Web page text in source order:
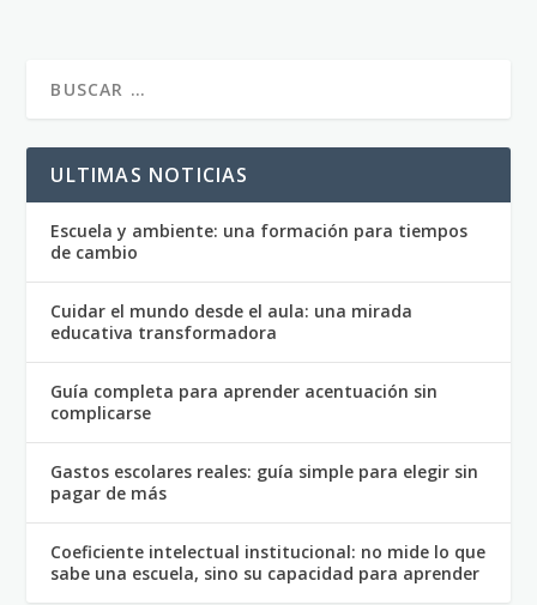
ULTIMAS NOTICIAS
Escuela y ambiente: una formación para tiempos
de cambio
Cuidar el mundo desde el aula: una mirada
educativa transformadora
Guía completa para aprender acentuación sin
complicarse
Gastos escolares reales: guía simple para elegir sin
pagar de más
Coeficiente intelectual institucional: no mide lo que
sabe una escuela, sino su capacidad para aprender